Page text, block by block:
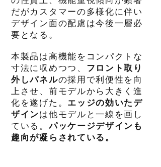
だがカスタマーの多様化に伴い
デザイン面の配慮は今後一層必
要となる。
本製品は高機能をコンパクトな
寸法に収めつつ、 フロント取り
外しパネルの採用で利便性を向
上させ、前モデルから大きく進
化を遂げた。 エッジの効いたデ
ザインは他モデルと一線を画し
ている。パッケージデザインも
趣向が凝らされている。